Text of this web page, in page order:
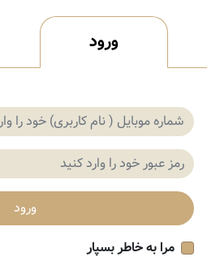
ورود
ورود
مرا به خاطر بسپار